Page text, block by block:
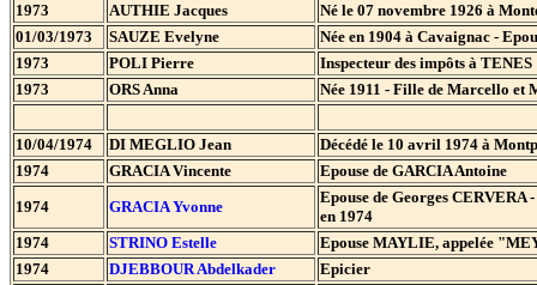
1973 AUTHIE Jacques
Né le 07 novembre 1926 à
01/03/1973
SAUZE Evelyne
Née en 1904 à Cavaignac -
1973
POLI Pierre
Inspecteur des impôts à TENES
1973
ORS Anna Née 1911 - Fille de Marcello et
10/04/1974 DI MEGLIO Jean
Décédé le 10 avril 1974 à
1974
GRACIA Vincente
Epouse de GARCIA Antoine
1974
GRACIA Yvonne
Epouse de Georges CERVERA
en 1974
1974
STRINO Estelle
Epouse MAYLIE, appelée
1974
DJEBBOUR Abdelkader
Epicier